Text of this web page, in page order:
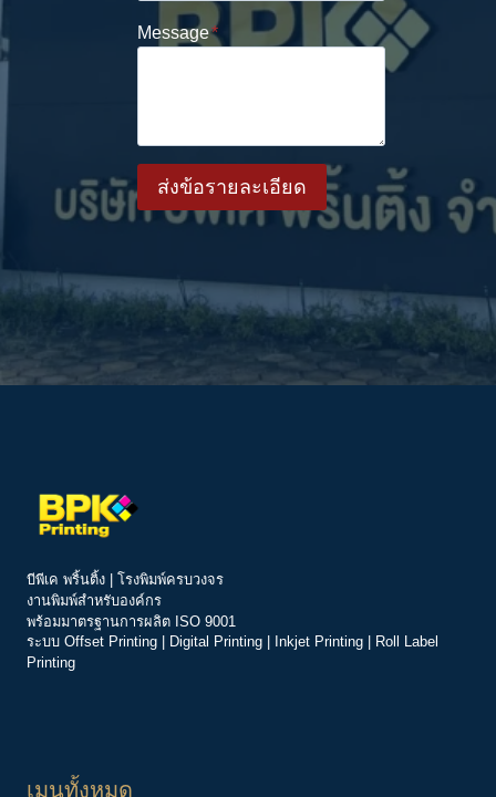
Message*
ส่งข้อรายละเอียด
บีพีเค พริ้นติ้ง | โรงพิมพ์ครบวงจร
งานพิมพ์สำหรับองค์กร
พร้อมมาตรฐานการผลิต ISO 9001
ระบบ Offset Printing Digital Printing Inkjet Printing
Roll Label
Printing
เมนูทั้งหมด